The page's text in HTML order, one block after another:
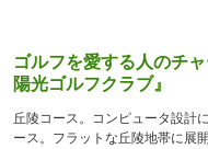
ゴルフを愛する人のチ
陽光ゴルフクラブ』
丘陵コース。コンピュータ設計
ース。フラットな丘陵地帯に展